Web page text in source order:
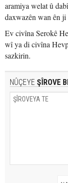
aramiya welat û
daxwazên wan ên
Ev civîna Serokê
wî ya di civîna
sazkirin.
NÛÇEYE ŞÎROVE